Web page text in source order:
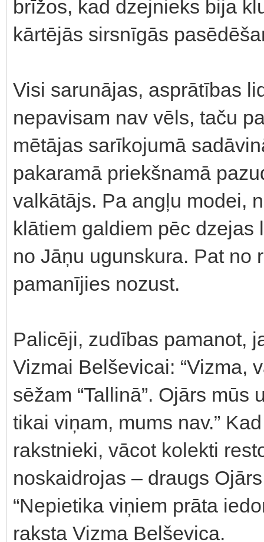
brīžos, kad dzejnieks bija
kārtējās sirsnīgās
Visi sarunājas, asprātības
nepavisam nav vēls, taču
mētājas sarīkojumā
pakaramā priekšnamā
valkātājs. Pa angļu modei,
klātiem galdiem pēc
no Jāņu ugunskura. Pat no
pamanījies nozust.
Palicēji, zudības pamanot,
Vizmai Belševicai: “Vizma,
sēžam “Tallinā”. Ojārs
tikai viņam, mums nav.”
rakstnieki, vācot kolekti
noskaidrojas – draugs
“Nepietika viņiem prāta
raksta Vizma Belševica.